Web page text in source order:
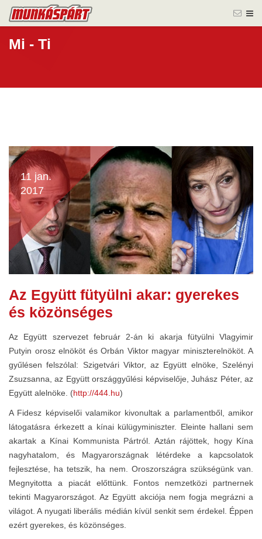
Mi - Ti
11 jan.
2017
Az Együtt fütyülni akar: gyerekes
és közönséges
Az Együtt szervezet február 2-án ki akarja fütyülni Vlagyimir
Putyin orosz elnököt és Orbán Viktor magyar miniszterelnököt. A
gyűlésen felszólal: Szigetvári Viktor, az Együtt elnöke, Szelényi
Zsuzsanna, az Együtt országgyűlési képviselője, Juhász Péter, az
Együtt alelnöke. (http://444.hu)
A Fidesz képviselői valamikor kivonultak a parlamentből, amikor
látogatásra érkezett a kínai külügyminiszter. Eleinte hallani sem
akartak a Kínai Kommunista Pártról. Aztán rájöttek, hogy Kína
nagyhatalom, és Magyarországnak létérdeke a kapcsolatok
fejlesztése, ha tetszik, ha nem. Oroszországra szükségünk van.
Megnyitotta a piacát előttünk. Fontos nemzetközi partnernek
tekinti Magyarországot. Az Együtt akciója nem fogja megrázni a
világot. A nyugati liberális médián kívül senkit sem érdekel. Éppen
ezért gyerekes, és közönséges.